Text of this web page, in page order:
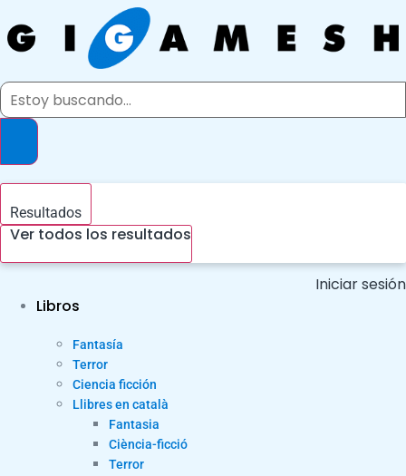
al
contenido
Search
Resultados
Ver todos los resultados
Iniciar sesión
Libros
Fantasía
Terror
Ciencia ficción
Llibres en català
Fantasia
Ciència-ficció
Terror